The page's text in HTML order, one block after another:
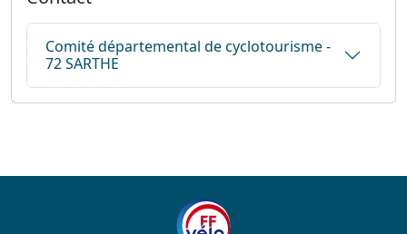
Comité départemental de cyclotourisme -
72 SARTHE